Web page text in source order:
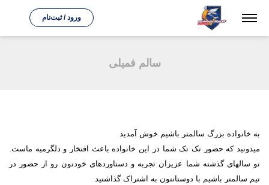
ورود / ثبت‌نام
سالم فمیلی
به خانواده بزرگ سالمتر باشیم خوش آمدید
میدونید که حضور تک تک شما در این خانواده باعث افتخار و دلگرمیه ماست.
تو سالهای گذشته شما عزیزان تجربه و دستاوردهای خودتون رو از حضور در
تیم سالمتر باشیم با دوستانتون به اشتراک گذاشتید